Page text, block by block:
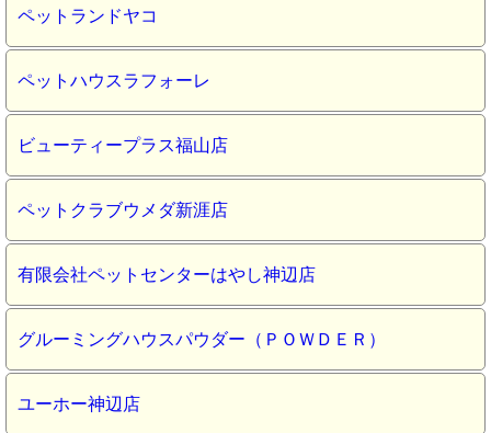
ペットランドヤコ
ペットハウスラフォーレ
ビューティープラス福山店
ペットクラブウメダ新涯店
有限会社ペットセンターはやし神辺店
グルーミングハウスパウダー（ＰＯＷＤＥＲ）
ユーホー神辺店